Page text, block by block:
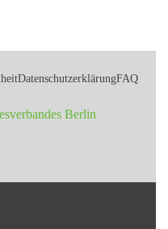
DatenschutzerklärungFAQ